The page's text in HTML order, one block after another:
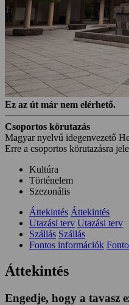
Ez az út már nem elérhető.
Csoportos körutazás
Magyar nyelvű idegenvezető
Erre a csoportos körutazásra
Kultúra
Történelem
Szezonális
Áttekintés Áttekintés
Utazási terv Utazási terv
Szállás Szállás
Fontos információk
Áttekintés
Engedje, hogy a tavasz